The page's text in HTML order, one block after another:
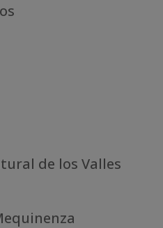
de los Valles